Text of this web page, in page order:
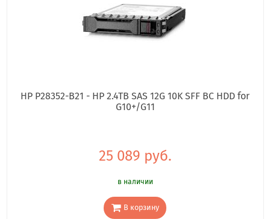
HP P28352-B21 - HP 2.4TB SAS 12G 10K SFF BC HDD for
G10+/G11
25 089 руб.
в наличии
В корзину